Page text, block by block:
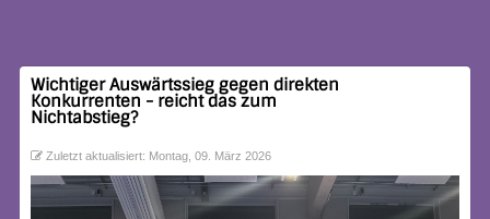
Wichtiger Auswärtssieg gegen direkten
Konkurrenten - reicht das zum
Nichtabstieg?
Zuletzt aktualisiert: Montag, 09. März 2026